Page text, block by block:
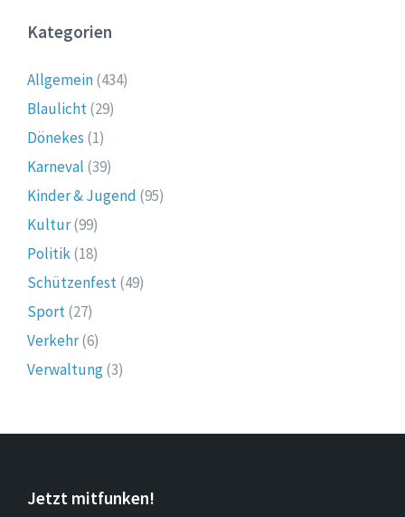
Kategorien
Allgemein(434)
Blaulicht(29)
Dönekes (1)
Karneval (39)
Kinder & Jugend (95)
Kultur(99)
Politik(18)
Schützenfest(49)
Sport(27)
Verkehr(6)
Verwaltung(3)
Jetzt mitfunken!